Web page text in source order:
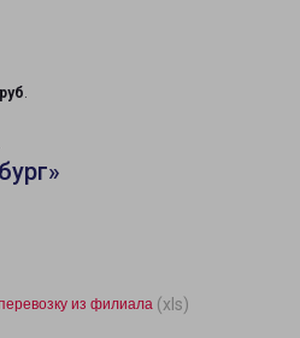
руб.
из филиала (xls)